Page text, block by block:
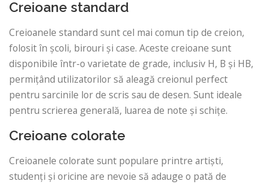
Creioane standard
Creioanele standard sunt cel mai comun tip de creion,
folosit în școli, birouri și case. Aceste creioane sunt
disponibile într-o varietate de grade, inclusiv H, B și HB,
permițând utilizatorilor să aleagă creionul perfect
pentru sarcinile lor de scris sau de desen. Sunt ideale
pentru scrierea generală, luarea de note și schițe.
Creioane colorate
Creioanele colorate sunt populare printre artiști,
studenți și oricine are nevoie să adauge o pată de